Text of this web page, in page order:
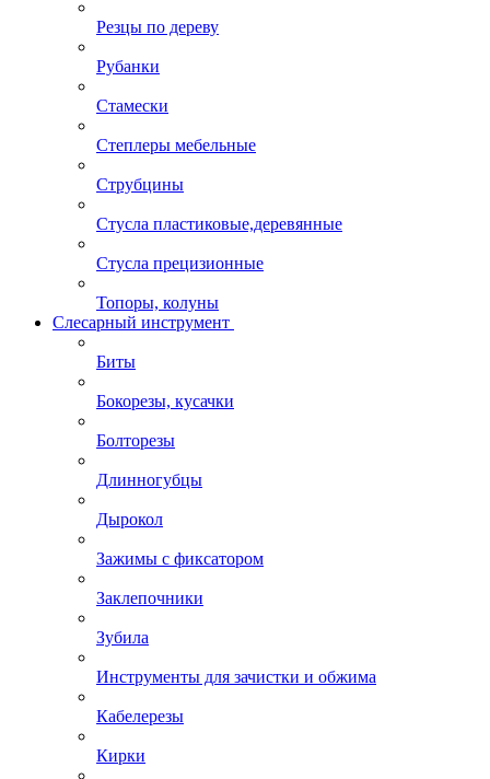
Резцы по дереву
Рубанки
Стамески
Степлеры мебельные
Струбцины
Стусла пластиковые,деревянные
Стусла прецизионные
Топоры, колуны
Слесарный инструмент
Биты
Бокорезы, кусачки
Болторезы
Длинногубцы
Дырокол
Зажимы с фиксатором
Заклепочники
Зубила
Инструменты для зачистки и обжима
Кабелерезы
Кирки